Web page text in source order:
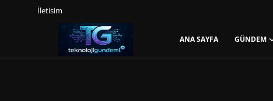
İletisim
ANA SAYFA GÜNDEM